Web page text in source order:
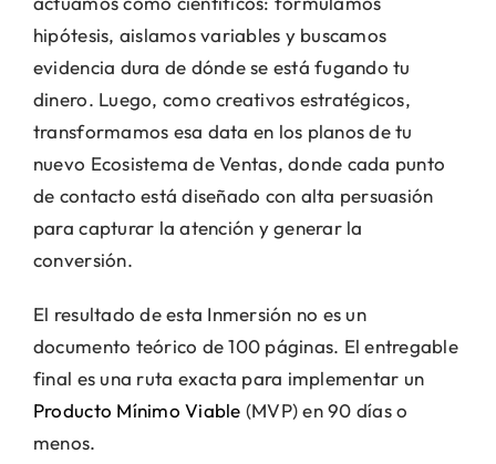
hipótesis, aislamos variables y buscamos
evidencia dura de dónde se está fugando tu
dinero. Luego, como creativos estratégicos,
transformamos esa data en los planos de tu
nuevo Ecosistema de Ventas, donde cada punto
de contacto está diseñado con alta persuasión
para capturar la atención y generar la
conversión.
El resultado de esta Inmersión no es un
documento teórico de 100 páginas. El entregable
final es una ruta exacta para implementar un
Producto Mínimo Viable (MVP) en 90 días o
menos.